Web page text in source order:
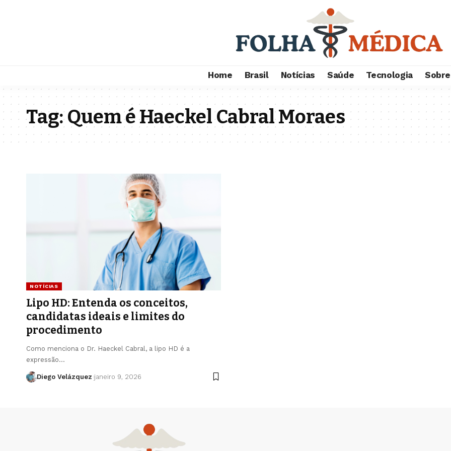
Home Brasil Notícias Saúde Tecnologia
Tag:Quem é Haeckel Cabral Moraes
NOTÍCIAS
Lipo HD: Entenda os conceitos,
candidatas ideais e limites do
procedimento
Como menciona o Dr. Haeckel Cabral, a lipo HD é a
expressão…
Diego Velázquez janeiro 9, 2026